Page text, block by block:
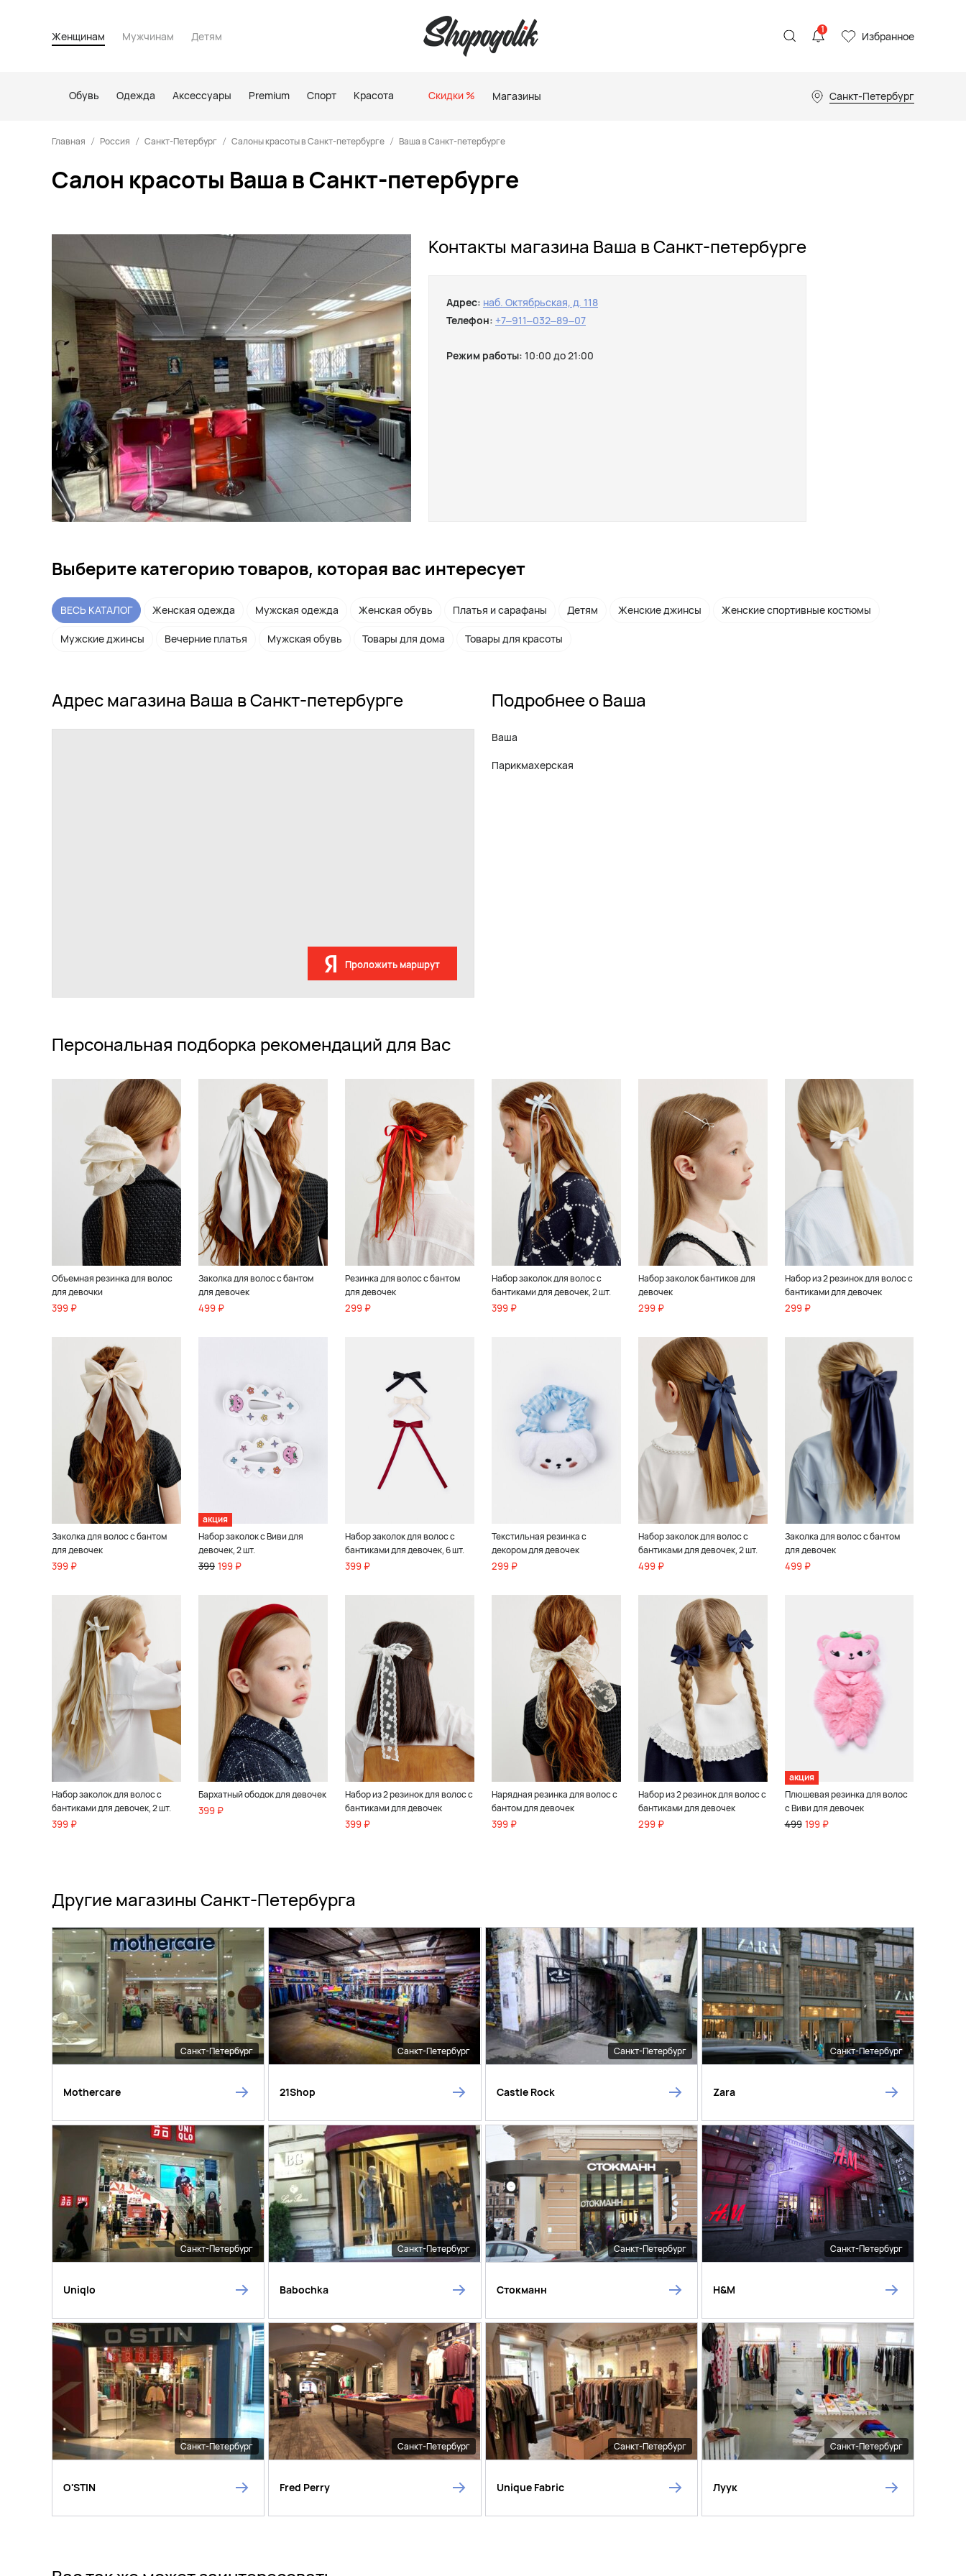
Женщинам Мужчинам Детям
1 Избранное
Обувь Одежда Аксессуары Premium Спорт Красота Скидки % Магазины Санкт-Петербург
Главная Россия Санкт-Петербург Салоны красоты в Санкт-петербурге Ваша в Санкт-петербурге
Салон красоты Ваша в Санкт-петербурге
Контакты магазина Ваша в Санкт-петербурге
Адрес: наб. Октябрьская, д. 118
Телефон: +7‒911‒032‒89‒07
Режим работы: 10:00 до 21:00
Выберите категорию товаров, которая вас интересует
ВЕСЬ КАТАЛОГ Женская одежда Мужская одежда Женская обувь Платья и сарафаны Детям Женские джинсы Женские спортивные костюмы
Мужские джинсы Вечерние платья Мужская обувь Товары для дома Товары для красоты
Адрес магазина Ваша в Санкт-петербурге
Проложить маршрут
Подробнее о Ваша
Ваша
Парикмахерская
Персональная подборка рекомендаций для Вас
Объемная резинка для волос
для девочки
399 ₽
Заколка для волос с бантом
для девочек
499 ₽
Резинка для волос с бантом
для девочек
299 ₽
Набор заколок для волос с
бантиками для девочек, 2 шт.
399 ₽
Набор заколок бантиков для
девочек
299 ₽
Набор из 2 резинок для волос с
бантиками для девочек
299 ₽
Заколка для волос с бантом
для девочек
399 ₽
акция
Набор заколок с Виви для
девочек, 2 шт.
399 199 ₽
Набор заколок для волос с
бантиками для девочек, 6 шт.
399 ₽
Текстильная резинка с
декором для девочек
299 ₽
Набор заколок для волос с
бантиками для девочек, 2 шт.
499 ₽
Заколка для волос с бантом
для девочек
499 ₽
Набор заколок для волос с
бантиками для девочек, 2 шт.
399 ₽
Бархатный ободок для девочек
399 ₽
Набор из 2 резинок для волос с
бантиками для девочек
399 ₽
Нарядная резинка для волос с
бантом для девочек
399 ₽
Набор из 2 резинок для волос с
бантиками для девочек
299 ₽
акция
Плюшевая резинка для волос
с Виви для девочек
499 199 ₽
Другие магазины Санкт-Петербурга
Санкт-Петербург
Mothercare
Санкт-Петербург
21Shop
Санкт-Петербург
Castle Rock
Санкт-Петербург
Zara
Санкт-Петербург
Uniqlo
Санкт-Петербург
Babochka
Санкт-Петербург
Стокманн
Санкт-Петербург
H&M
Санкт-Петербург
O'STIN
Санкт-Петербург
Fred Perry
Санкт-Петербург
Unique Fabric
Санкт-Петербург
Луук